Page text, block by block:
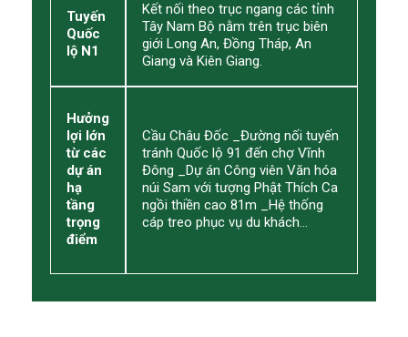
Tuyến
Quốc
lộ N1
Kết nối theo trục ngang các tỉnh
Tây Nam Bộ nằm trên trục biên
giới Long An, Đồng Tháp, An
Giang và Kiên Giang.
Hưởng
lợi lớn
từ các
dự án
hạ
tầng
trọng
điểm
Cầu Châu Đốc _Đường nối tuyến
tránh Quốc lộ 91 đến chợ Vĩnh
Đông _Dự án Công viên Văn hóa
núi Sam với tượng Phật Thích Ca
ngồi thiền cao 81m _Hệ thống
cáp treo phục vụ du khách…